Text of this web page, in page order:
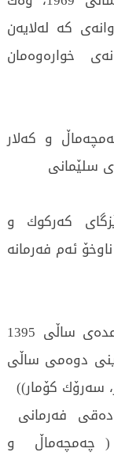
كه‌ له‌لایه‌ن
خواره‌وه‌مان
و كه‌لار
سلێمانی‌
كه‌ركوك و
ئه‌م فه‌رمانه‌
له‌به‌غداد له‌دوه‌م ڕۆژی‌ مانگی‌ زولقه‌عده‌ی‌ ساڵی‌ 1395
دوه‌می‌ ساڵی‌
فه‌رمانی‌
( چه‌مچه‌ماڵ و